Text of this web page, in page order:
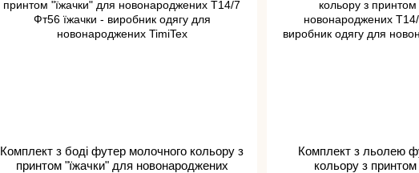
Комплект з боді футер молочного кольору з
принтом "їжачки" для новонароджених
Комплект з льолею
кольору з